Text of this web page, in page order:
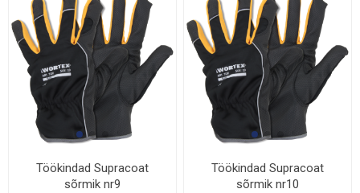
Töökindad Supracoat
sõrmik nr9
Töökindad Supracoat
sõrmik nr10